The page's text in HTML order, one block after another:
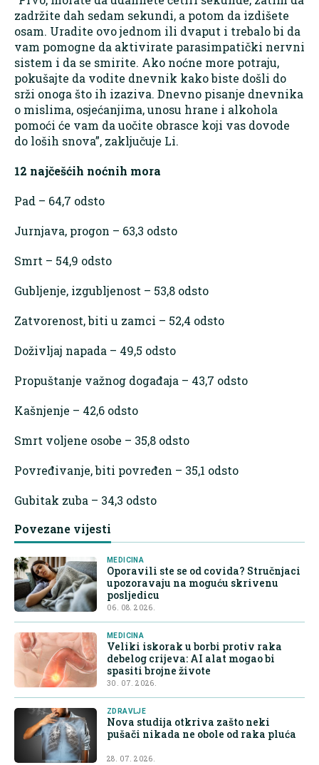
zadržite dah sedam sekundi, a potom da izdišete
osam. Uradite ovo jednom ili dvaput i trebalo bi da
vam pomogne da aktivirate parasimpatički nervni
sistem i da se smirite. Ako noćne more potraju,
pokušajte da vodite dnevnik kako biste došli do
srži onoga što ih izaziva. Dnevno pisanje dnevnika
o mislima, osjećanjima, unosu hrane i alkohola
pomoći će vam da uočite obrasce koji vas dovode
do loših snova”, zaključuje Li.
12 najčešćih noćnih mora
Pad – 64,7 odsto
Jurnjava, progon – 63,3 odsto
Smrt – 54,9 odsto
Gubljenje, izgubljenost – 53,8 odsto
Zatvorenost, biti u zamci – 52,4 odsto
Doživljaj napada – 49,5 odsto
Propuštanje važnog događaja – 43,7 odsto
Kašnjenje – 42,6 odsto
Smrt voljene osobe – 35,8 odsto
Povređivanje, biti povređen – 35,1 odsto
Gubitak zuba – 34,3 odsto
Povezane vijesti
MEDICINA
Oporavili ste se od covida? Stručnjaci
upozoravaju na moguću skrivenu
posljedicu
06. 08. 2026.
MEDICINA
Veliki iskorak u borbi protiv raka
debelog crijeva: AI alat mogao bi
spasiti brojne živote
30. 07. 2026.
ZDRAVLJE
Nova studija otkriva zašto neki
pušači nikada ne obole od raka pluća
28. 07. 2026.